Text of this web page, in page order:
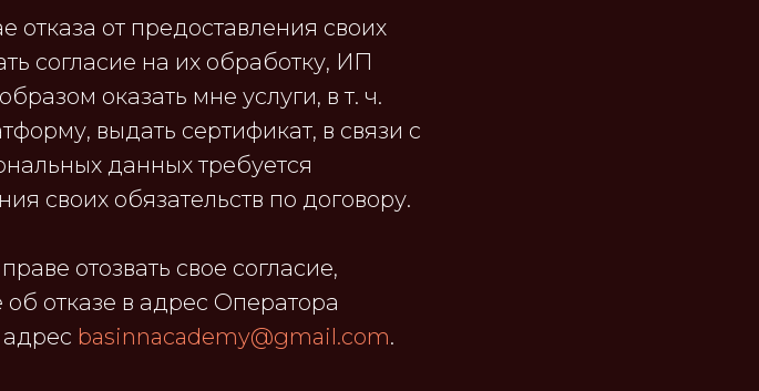
отказа от предоставления своих
согласие на их обработку, ИП
оказать мне услуги, в т. ч.
выдать сертификат, в связи с
данных требуется
своих обязательств по договору.
отозвать свое согласие,
отказе в адрес Оператора
basinnacademy@gmail.com.